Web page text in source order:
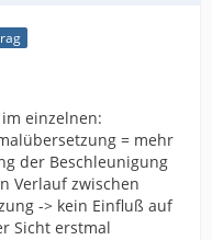
einzelnen:
= mehr
der Beschleunigung
Verlauf zwischen
-> kein Einfluß auf
Sicht erstmal